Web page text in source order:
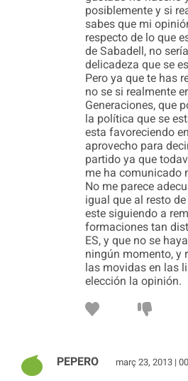
posiblemente y si
sabes que mi
respecto de lo que
de Sabadell, no
delicadeza que se
Pero ya que te has
no se si realmente
Generaciones, que
la política que se
esta favoreciendo
aprovecho para
partido ya que
me ha comunicado
No me parece
igual que al resto
este siguiendo a
formaciones tan
ES, y que no se
ningún momento, y
las movidas en las
elección la opinión.
PEPERO març 23, 2013 |